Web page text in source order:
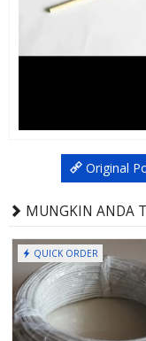
Original
MUNGKIN ANDA
QUICK ORDER